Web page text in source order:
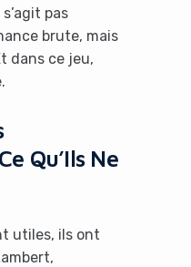
pas
brute, mais
dans ce jeu,
Qu’Ils Ne
utiles, ils ont